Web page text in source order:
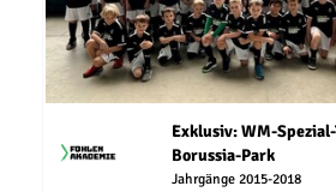
Exklusiv: WM-
Borussia-Park
Jahrgänge 2015-2018